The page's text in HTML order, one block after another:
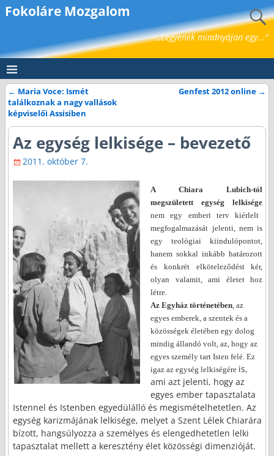
Fokoláre Mozgalom
„Legyenek mindnyájan egy..."
Bejegyzés navigáció
← Maria Voce: Ismét
találkoznak a nagy vallások
képviselői Assisiben
Genfest 2012 online →
Az egység lelkisége – bevezető
2011. október 7.
A Chiara Lubich-tól
megszületett egység lelkisége
nem egy emberi terv kiérlelt
megfogalmazását jelenti, nem is
egy teológiai kiindulópontot,
hanem sokkal inkább határozott
és konkrét elköteleződést kér,
olyan valamit, ami életet hoz
létre.
Az Egyház történetében , az
egyes emberek, a szentek és a
közösségek életében egy dolog
mindig állandó volt, az, hogy az
egyes személy tart Isten felé. Ez
igaz az egység lelkiségére is,
ami azt jelenti, hogy az
egyes ember tapasztalata
Istennel és Istenben egyedülálló és megismételhetetlen. Az
egység karizmájának lelkisége, melyet a Szent Lélek Chiarára
bízott, hangsúlyozza a személyes és elengedhetetlen lelki
tapasztalat mellett a keresztény élet közösségi dimenzióját.